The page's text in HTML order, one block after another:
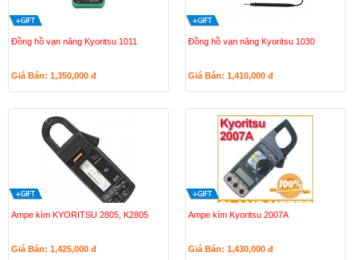
Đồng hồ vạn năng Kyoritsu 1011
Giá Bán: 1,350,000 đ
Đồng hồ vạn năng Kyoritsu 1030
Giá Bán: 1,410,000 đ
Ampe kìm KYORITSU 2805, K2805
Giá Bán: 1,425,000 đ
Ampe kìm Kyoritsu 2007A
Giá Bán: 1,430,000 đ